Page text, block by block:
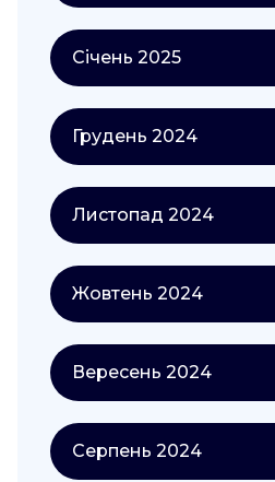
Січень 2025
Грудень 2024
Листопад 2024
Жовтень 2024
Вересень 2024
Серпень 2024